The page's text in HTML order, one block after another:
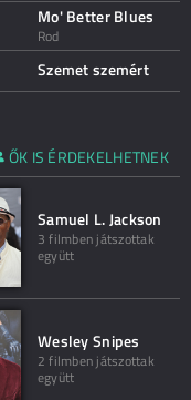
Mo' Better Blues
Rod
Szemet szemért
ŐK IS ÉRDEKELHETNEK
Samuel L. Jackson
3 filmben játszottak
együtt
Wesley Snipes
2 filmben játszottak
együtt